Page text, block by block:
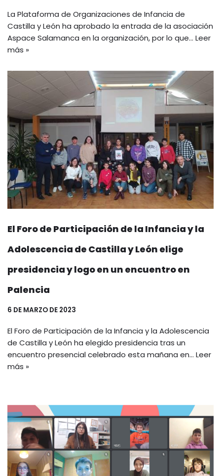
La Plataforma de Organizaciones de Infancia de
Castilla y León ha aprobado la entrada de la asociación
Aspace Salamanca en la organización, por lo que… Leer
más »
El Foro de Participación de la Infancia y la
Adolescencia de Castilla y León elige
presidencia y logo en un encuentro en
Palencia
6 DE MARZO DE 2023
El Foro de Participación de la Infancia y la Adolescencia
de Castilla y León ha elegido presidencia tras un
encuentro presencial celebrado esta mañana en… Leer
más »